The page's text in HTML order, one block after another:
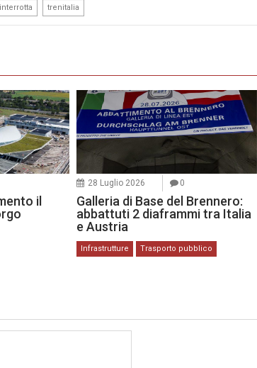
trenitalia
il
28 Luglio 2026 0
Galleria di Base del Brennero:
abbattuti 2 diaframmi tra Italia
e Austria
Infrastrutture Trasporto pubblico